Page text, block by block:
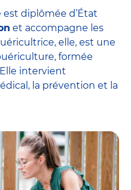
est diplômée d’État
et accompagne les
elle, est une
formée
intervient
la prévention et la